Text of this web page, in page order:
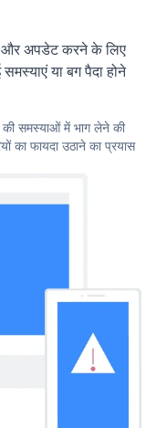
अपडेट करने के लिए
या बग पैदा होने
समस्याओं में भाग लेने की
का फायदा उठाने का प्रयास